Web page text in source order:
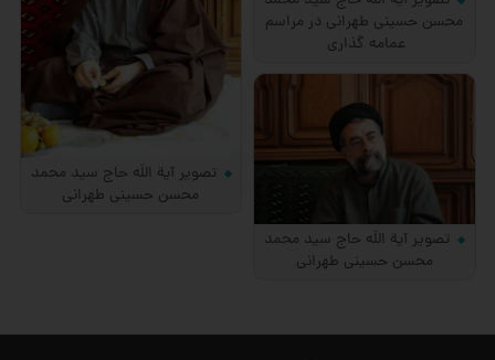
محسن حسینی طهرانی در مراسم
عمامه گذاری
تصویر آیة اللَه حاج سید محمد
محسن حسینی طهرانی
تصویر آیة اللَه حاج سید محمد
محسن حسینی طهرانی